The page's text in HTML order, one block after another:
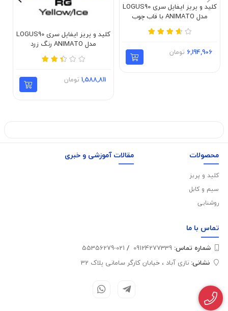
کلید و پریز ایفاپل سری LOGUS90
مدل ANIMATO با قاب چوب
طبیعی
6,194,906 تومان
کلید و پریز ایفاپل سری LOGUS90
مدل ANIMATO رنگ زرد
1,588,811 تومان
محصولات
کلید و پریز
سیم و کابل
روشنایی
مقالات آموزشی و خبری
تماس با ما
شماره تماس‌: /
021-55356279
نشانی: نازی آباد ، خیابان کارگر سامانی پلاک 32